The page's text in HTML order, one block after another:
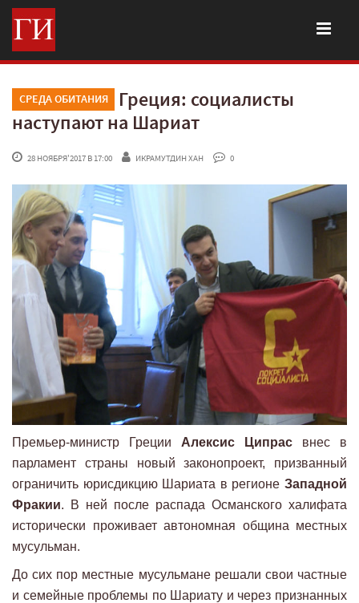
СРЕДА ОБИТАНИЯ
Греция: социалисты
наступают на Шариат
28 НОЯБРЯ'2017 В 17:00 ИКРАМУТДИН ХАН 0
Премьер-министр Греции Алексис Ципрас внес в
парламент страны новый законопроект, призванный
ограничить юрисдикцию Шариата в регионе Западной
Фракии. В ней после распада Османского халифата
исторически проживает автономная община местных
мусульман.
До сих пор местные мусульмане решали свои частные
и семейные проблемы по Шариату и через признанных